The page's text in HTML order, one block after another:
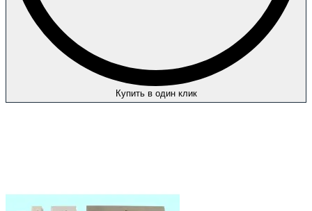
Купить в один клик